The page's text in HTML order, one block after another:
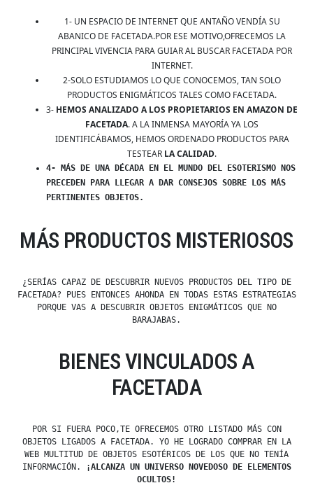
1- UN ESPACIO DE INTERNET QUE ANTAÑO VENDÍA SU
ABANICO DE FACETADA.POR ESE MOTIVO,OFRECEMOS LA
PRINCIPAL VIVENCIA PARA GUIAR AL BUSCAR FACETADA POR
INTERNET.
2-SOLO ESTUDIAMOS LO QUE CONOCEMOS, TAN SOLO
PRODUCTOS ENIGMÁTICOS TALES COMO FACETADA.
3- HEMOS ANALIZADO A LOS PROPIETARIOS EN AMAZON DE
FACETADA. A LA INMENSA MAYORÍA YA LOS
IDENTIFICÁBAMOS, HEMOS ORDENADO PRODUCTOS PARA
TESTEAR LA CALIDAD.
4- MÁS DE UNA DÉCADA EN EL MUNDO DEL ESOTERISMO NOS
PRECEDEN PARA LLEGAR A DAR CONSEJOS SOBRE LOS MÁS
PERTINENTES OBJETOS.
MÁS PRODUCTOS MISTERIOSOS
¿SERÍAS CAPAZ DE DESCUBRIR NUEVOS PRODUCTOS DEL TIPO DE
FACETADA? PUES ENTONCES AHONDA EN TODAS ESTAS ESTRATEGIAS
PORQUE VAS A DESCUBRIR OBJETOS ENIGMÁTICOS QUE NO
BARAJABAS.
BIENES VINCULADOS A
FACETADA
POR SI FUERA POCO,TE OFRECEMOS OTRO LISTADO MÁS CON
OBJETOS LIGADOS A FACETADA. YO HE LOGRADO COMPRAR EN LA
WEB MULTITUD DE OBJETOS ESOTÉRICOS DE LOS QUE NO TENÍA
INFORMACIÓN.
¡ALCANZA UN UNIVERSO NOVEDOSO DE ELEMENTOS
OCULTOS!